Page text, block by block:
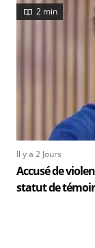
2 min
Il y a 2 Jours
Accusé de
statut de